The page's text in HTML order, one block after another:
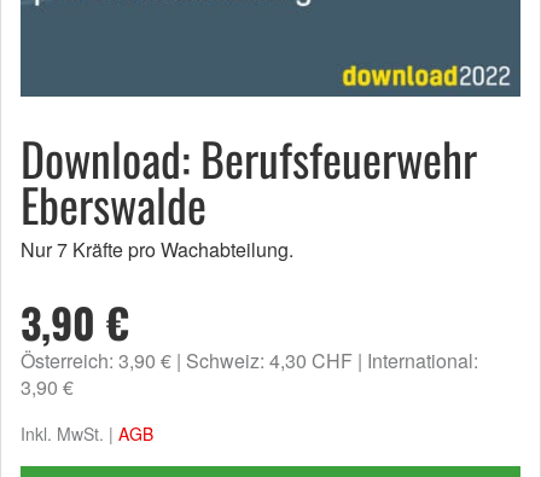
Download: Berufsfeuerwehr
Eberswalde
Nur 7 Kräfte pro Wachabteilung.
3,90 €
Österreich: 3,90 € Schweiz: 4,30 CHF International:
3,90 €
Inkl. MwSt. | AGB